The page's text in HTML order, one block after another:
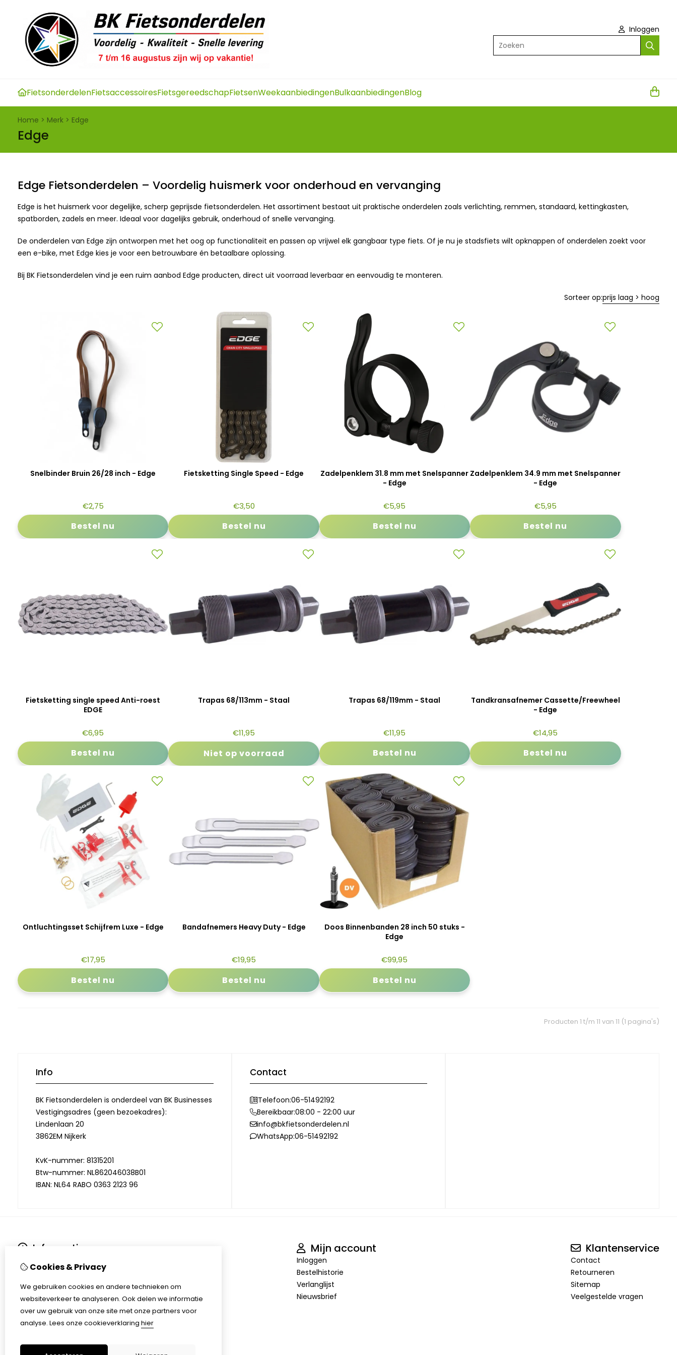
Inloggen
Zoeken
FietsonderdelenFietsaccessoiresFietsgereedschapFietsenWeekaanbiedingenBulkaanbiedingenBlog
Home > Merk > Edge
Edge
Edge Fietsonderdelen – Voordelig huismerk voor onderhoud en vervanging
Edge is het huismerk voor degelijke, scherp geprijsde fietsonderdelen. Het assortiment bestaat uit praktische onderdelen zoals verlichting, remmen, standaard, kettingkasten,
spatborden, zadels en meer. Ideaal voor dagelijks gebruik, onderhoud of snelle vervanging.
De onderdelen van Edge zijn ontworpen met het oog op functionaliteit en passen op vrijwel elk gangbaar type fiets. Of je nu je stadsfiets wilt opknappen of onderdelen zoekt voor
een e-bike, met Edge kies je voor een betrouwbare én betaalbare oplossing.
Bij BK Fietsonderdelen vind je een ruim aanbod Edge producten, direct uit voorraad leverbaar en eenvoudig te monteren.
Sorteer op:prijs laag > hoog
Snelbinder Bruin 26/28 inch - Edge
€2,75
Bestel nu
Fietsketting Single Speed - Edge
€3,50
Bestel nu
Zadelpenklem 31.8 mm met Snelspanner
- Edge
€5,95
Bestel nu
Zadelpenklem 34.9 mm met Snelspanner
- Edge
€5,95
Bestel nu
Fietsketting single speed Anti-roest
EDGE
€6,95
Bestel nu
Trapas 68/113mm - Staal
€11,95
Niet op voorraad
Trapas 68/119mm - Staal
€11,95
Bestel nu
Tandkransafnemer Cassette/Freewheel
- Edge
€14,95
Bestel nu
Ontluchtingsset Schijfrem Luxe - Edge
€17,95
Bestel nu
Bandafnemers Heavy Duty - Edge
€19,95
Bestel nu
Doos Binnenbanden 28 inch 50 stuks -
Edge
€99,95
Bestel nu
Producten 1 t/m 11 van 11 (1 pagina's)
Info
BK Fietsonderdelen is onderdeel van BK Businesses
Vestigingsadres (geen bezoekadres):
Lindenlaan 20
3862EM Nijkerk
KvK-nummer: 81315201
Btw-nummer: NL862046038B01
IBAN: NL64 RABO 0363 2123 96
Contact
Telefoon:06-51492192
Bereikbaar:08:00 - 22:00 uur
info@bkfietsonderdelen.nl
WhatsApp:06-51492192
Informatie
Algemene voorwaarden
Privacybeleid
Verzending en levering
Retourprocedure
Klachtenregeling
Over ons
Mijn account
Inloggen
Bestelhistorie
Verlanglijst
Nieuwsbrief
Klantenservice
Contact
Retourneren
Sitemap
Veelgestelde vragen
Cookies & Privacy
We gebruiken cookies en andere technieken om
websiteverkeer te analyseren. Ook delen we informatie
over uw gebruik van onze site met onze partners voor
analyse. Lees onze cookieverklaring hier